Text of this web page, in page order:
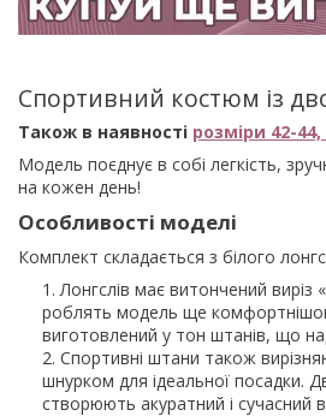
Спортивний костюм із
Також в наявності розміри 42-44,
Модель поєднує в собі легкість,
на кожен день!
Особливості моделі
Комплект складається з білого
Лонгслів має витончений виріз
роблять модель ще
виготовлений у тон штанів, що
Спортивні штани також
шнурком для ідеальної посадки.
створюють акуратний і сучасний